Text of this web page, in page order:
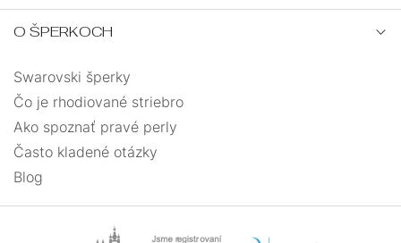
O ŠPERKOCH
Swarovski šperky
Čo je rhodiované striebro
Ako spoznať pravé perly
Často kladené otázky
Blog